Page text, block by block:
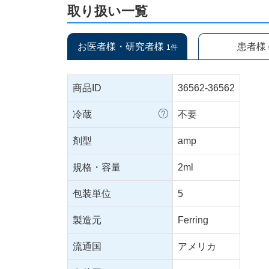
取り扱い一覧
お医者様・研究者様 1件 患者様
商品ID 36562-36562
冷蔵 不要
剤型 amp
規格・容量 2ml
包装単位 5
製造元 Ferring
流通国 アメリカ